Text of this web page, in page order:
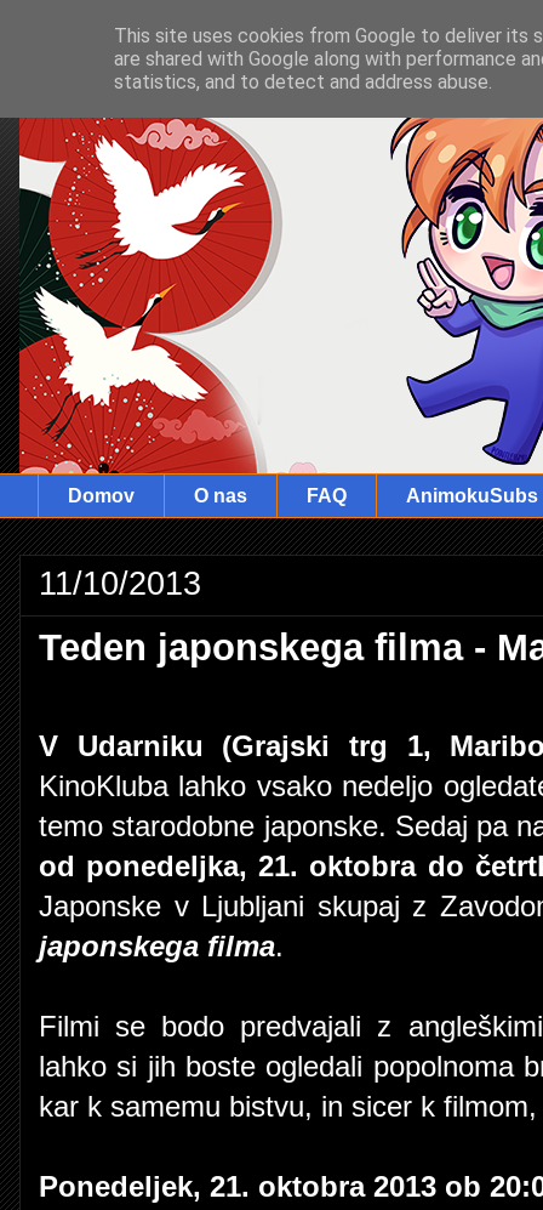
Domov O nas FAQ AnimokuSubs
11/10/2013
Teden japonskega filma -
V Udarniku (Grajski trg 1,
KinoKluba lahko vsako nedeljo
temo starodobne japonske. Sedaj pa
od ponedeljka, 21. oktobra do
Japonske v Ljubljani skupaj z
japonskega filma.
Filmi se bodo predvajali z
lahko si jih boste ogledali popolnoma
kar k samemu bistvu, in sicer k
Ponedeljek, 21. oktobra 2013 ob
This site uses cookies from Google to deliver its
are shared with Google along with performance
statistics, and to detect and address abuse.